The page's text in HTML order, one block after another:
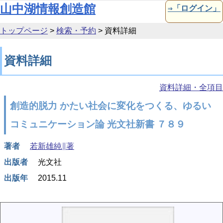
本文へ移動
山中湖情報創造館 ⇒「ログイン」
トップページ > 検索・予約 > 資料詳細
資料詳細
資料詳細・全項目
創造的脱力 かたい社会に変化をつくる、ゆるい
コミュニケーション論 光文社新書 ７８９
著者
若新雄純∥著
出版者
光文社
出版年
2015.11